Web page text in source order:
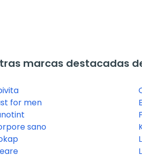
marcas destacadas
for men
sano